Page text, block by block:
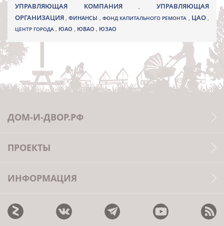
УПРАВЛЯЮЩАЯ КОМПАНИЯ,УПРАВЛЯЮЩАЯ
ОРГАНИЗАЦИЯ,ФИНАНСЫ , ФОНД КАПИТАЛЬНОГО РЕМОНТА , ЦАО,
ЦЕНТР ГОРОДА , ЮАО , ЮВАО , ЮЗАО
ДОМ-И-ДВОР.РФ
ПРОЕКТЫ
ИНФОРМАЦИЯ